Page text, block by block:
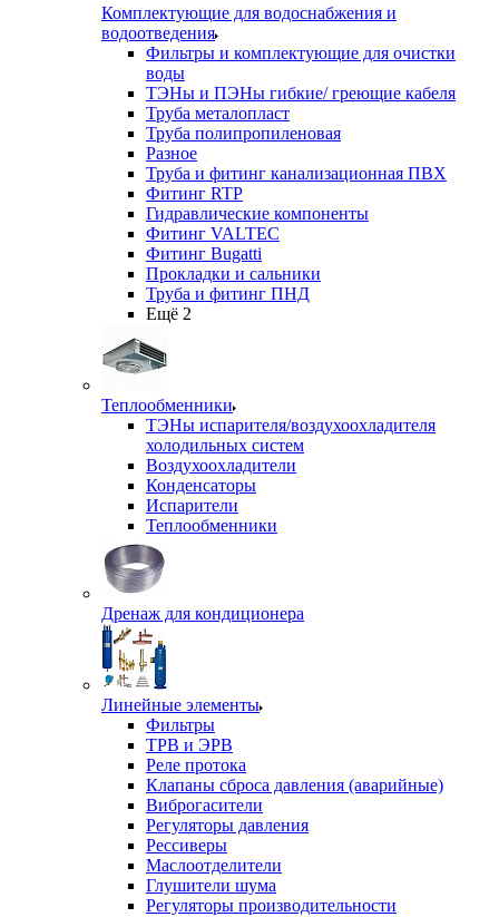
Комплектующие для водоснабжения и
водоотведения
Фильтры и комплектующие для очистки
воды
ТЭНы и ПЭНы гибкие/ греющие кабеля
Труба металопласт
Труба полипропиленовая
Разное
Труба и фитинг канализационная ПВХ
Фитинг RTP
Гидравлические компоненты
Фитинг VALTEC
Фитинг Bugatti
Прокладки и сальники
Труба и фитинг ПНД
Ещё 2
Теплообменники
ТЭНы испарителя/воздухоохладителя
холодильных систем
Воздухоохладители
Конденсаторы
Испарители
Теплообменники
Дренаж для кондиционера
Линейные элементы
Фильтры
ТРВ и ЭРВ
Реле протока
Клапаны сброса давления (аварийные)
Виброгасители
Регуляторы давления
Рессиверы
Маслоотделители
Глушители шума
Регуляторы производительности